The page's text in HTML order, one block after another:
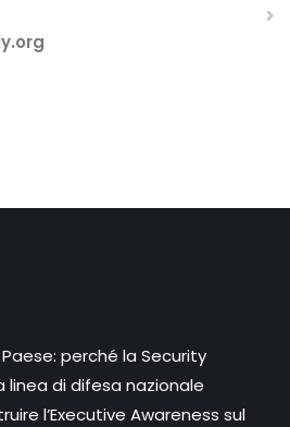
perché la Security
linea di difesa nazionale
l’Executive Awareness sul